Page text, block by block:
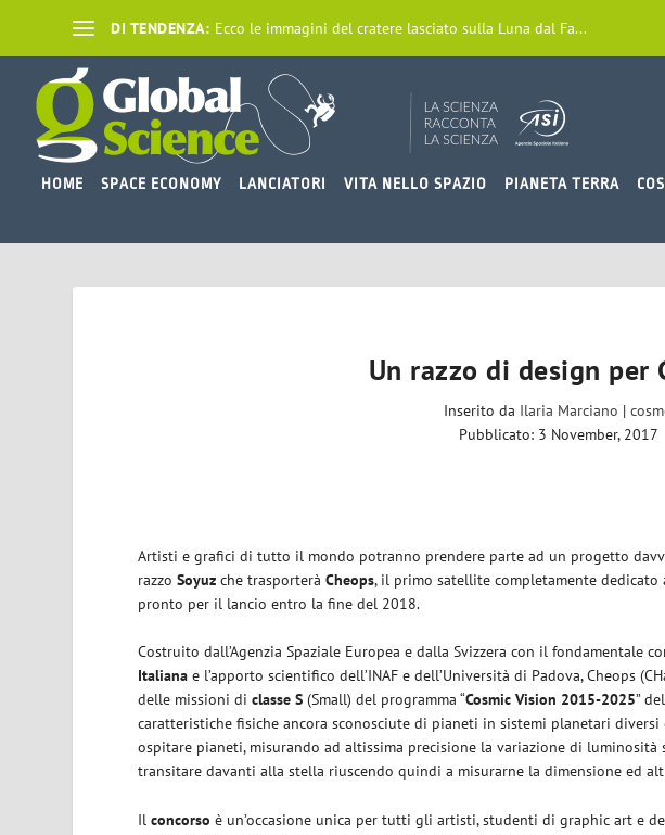
DI TENDENZA: Ecco le immagini del cratere lasciato sulla Luna dal Fa...
HOME SPACE ECONOMY LANCIATORI VITA NELLO SPAZIO PIANETA TERRA
Un razzo di design per
Inserito da Ilaria Marciano |
Pubblicato: 3 November, 2017
Artisti e grafici di tutto il mondo potranno prendere parte ad un progetto
razzo Soyuz che trasporteràCheops, il primo satellite completamente
pronto per il lancio entro la fine del 2018.
Costruito dall’Agenzia Spaziale Europea e dalla Svizzera con il fondamentale
Italiana e l’apporto scientifico dell’INAF e dell’Università di Padova, Cheops
delle missioni diclasse S (Small) del programma “Cosmic Vision 2015-2025”
caratteristiche fisiche ancora sconosciute di pianeti in sistemi planetari
ospitare pianeti, misurando ad altissima precisione la variazione di
transitare davanti alla stella riuscendo quindi a misurarne la dimensione ed
Ilconcorso è un’occasione unica per tutti gli artisti, studenti di graphic art e